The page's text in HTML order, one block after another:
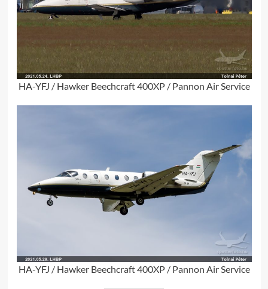
HA-YFJ / Hawker Beechcraft 400XP / Pannon Air Service
HA-YFJ / Hawker Beechcraft 400XP / Pannon Air Service